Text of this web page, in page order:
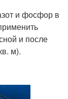
и фосфор в
и после
м).